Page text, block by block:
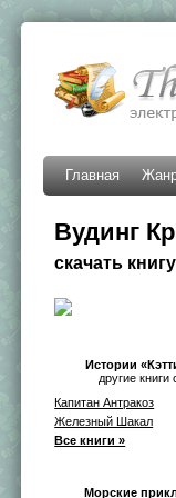
Главная
Вудинг
скачать
Истории
другие книги
Капитан Антракоз
Железный Шакал
Все книги »
Морские